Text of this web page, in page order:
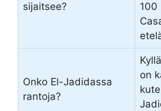
sijaitsee?
100
Onko El-Jadidassa
rantoja?
on